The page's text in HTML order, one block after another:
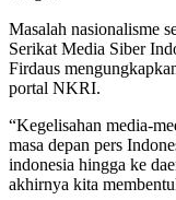
Masalah nasionalisme
Serikat Media Siber
Firdaus
portal NKRI.
“Kegelisahan media-
masa depan pers
indonesia hingga ke
akhirnya kita